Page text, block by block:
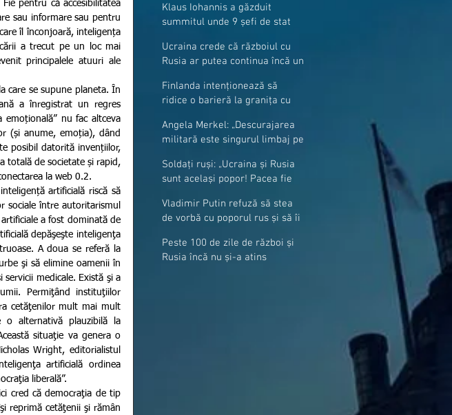
sau informare sau pentru
îl înconjoară, inteligența
a trecut pe un loc mai
principalele atuuri ale
a înregistrat un regres
emoțională” nu fac altceva
(și anume, emoția), dând
posibil datorită invențiilor,
totală de societate și rapid,
la web 0.2.
sociale între autoritarismul
a fost dominată de
depăşeşte inteligenţa
A doua se referă la
şi să elimine oamenii în
medicale. Există şi a
Permiţând instituţiilor
cetăţenilor mult mai mult
o alternativă plauzibilă la
situaţie va genera o
Wright, editorialistul
artificială ordinea
liberală”.
reprimă cetăţenii şi rămân
Klaus Iohannis a găzduit
summitul unde 9 șefi de stat
granițe
Ucraina crede că războiul cu
Rusia ar putea continua încă un
Finlanda intenționează să
ridice o barieră la granița cu
Angela Merkel: „Descurajarea
militară este singurul limbaj pe
Soldați ruși: „Ucraina și Rusia
sunt același popor! Pacea fie
Vladimir Putin refuză să stea
de vorbă cu poporul rus și să îi
Peste 100 de zile de război și
Rusia încă nu și-a atins